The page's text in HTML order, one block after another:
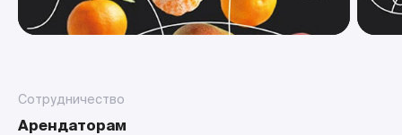
Сотрудничество
Арендаторам